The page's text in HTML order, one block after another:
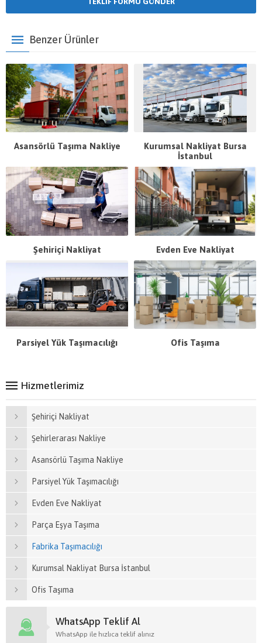
Benzer Ürünler
Asansörlü Taşıma Nakliye
Kurumsal Nakliyat Bursa
İstanbul
Şehiriçi Nakliyat Evden Eve Nakliyat
Parsiyel Yük Taşımacılığı Ofis Taşıma
Hizmetlerimiz
Şehiriçi Nakliyat
Şehirlerarası Nakliye
Asansörlü Taşıma Nakliye
Parsiyel Yük Taşımacılığı
Evden Eve Nakliyat
Parça Eşya Taşıma
Fabrika Taşımacılığı
Kurumsal Nakliyat Bursa İstanbul
Ofis Taşıma
WhatsApp Teklif Al
WhatsApp ile hızlıca teklif alınız